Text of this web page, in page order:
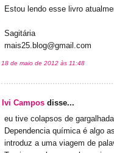
Estou lendo esse livro
Sagitária
mais25.blog@gmail.com
18 de maio de 2012 às 11:48
Ivi Campos disse...
eu tive colapsos de
Dependencia química é algo
introduz a uma viagem de